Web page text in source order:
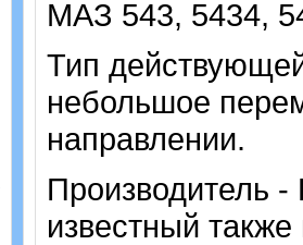
МАЗ 543, 5434,
Тип
небольшое
направлении.
Производитель
известный